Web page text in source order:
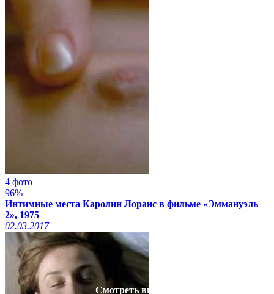
Смотреть видео на
4 фото
96%
Интимные места Каролин Лоранс в фильме «Эммануэль
2», 1975
02.03.2017